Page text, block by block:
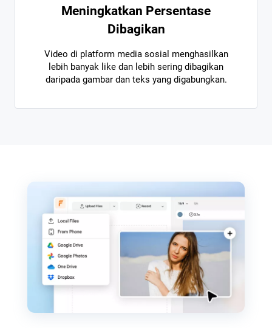
Meningkatkan Persentase
Dibagikan
Video di platform media sosial menghasilkan
lebih banyak like dan lebih sering dibagikan
daripada gambar dan teks yang digabungkan.